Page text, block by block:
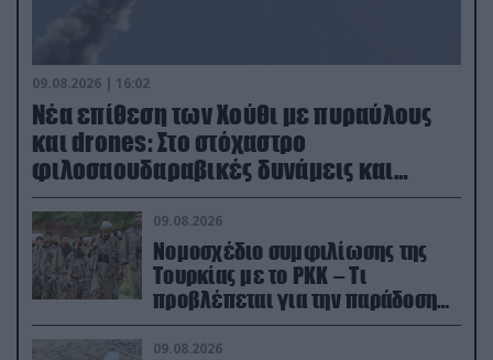
09.08.2026 | 16:02
Νέα επίθεση των Χούθι με πυραύλους
και drones: Στο στόχαστρο
φιλοσαουδαραβικές δυνάμεις και
εγκαταστάσεις
09.08.2026
Νομοσχέδιο συμφιλίωσης της
Τουρκίας με το ΡΚΚ – Τι
προβλέπεται για την παράδοση
των όπλων
09.08.2026